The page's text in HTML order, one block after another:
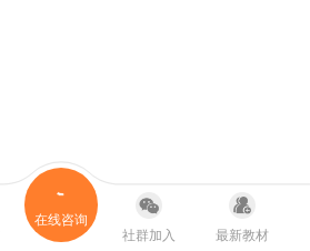
在线咨询
社群加入
最新教材